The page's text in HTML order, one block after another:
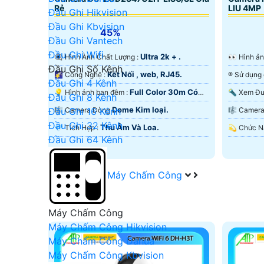
Đầu Ghi Hikvision
Đầu Ghi Kbvision
Đầu Ghi Vantech
Đầu Ghi Wifi
Đầu Ghi Số Kênh
Đầu Ghi 4 Kênh
Đầu Ghi 8 Kênh
Đầu Ghi 16 Kênh
Đầu Ghi 32 Kênh
Đầu Ghi 64 Kênh
Máy Chấm Công
Máy Chấm Công
Máy Chấm Công Hikvision
Máy Chấm Công Dahua
Máy Chấm Công Kbvision
Rẻ
45%
👁️‍🗨 Hình Ành Chất Lượng : Ultra 2k + .
🌠 Công Nghệ :Kết Nối , web, RJ45.
💡 Hình ảnh ban đêm : Full Color 30m Có
Màu Ban Ðêm.
🎼️ Camera DòngDome Kim loại.
️💎 Tích Hợp : Thu Âm Và Loa.
LIU 4MP
️👀 Hình
Màu Ban
🎼️